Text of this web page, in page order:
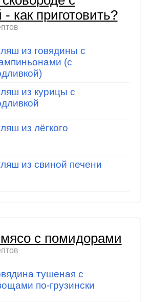
как приготовить?
из говядины с
(с
из курицы с
из лёгкого
из свиной печени
с помидорами
тушеная с
по-грузински